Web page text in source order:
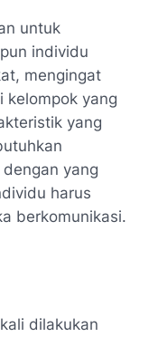
untuk
individu
mengingat
kelompok yang
yang
yang
harus
berkomunikasi.
dilakukan